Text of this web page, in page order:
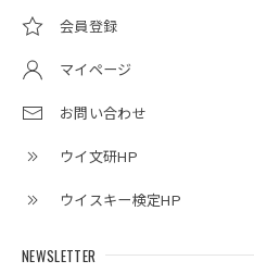
会員登録
マイページ
お問い合わせ
ウイ文研HP
ウイスキー検定HP
NEWSLETTER